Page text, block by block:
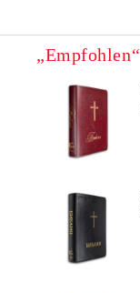
„Empfohlen“